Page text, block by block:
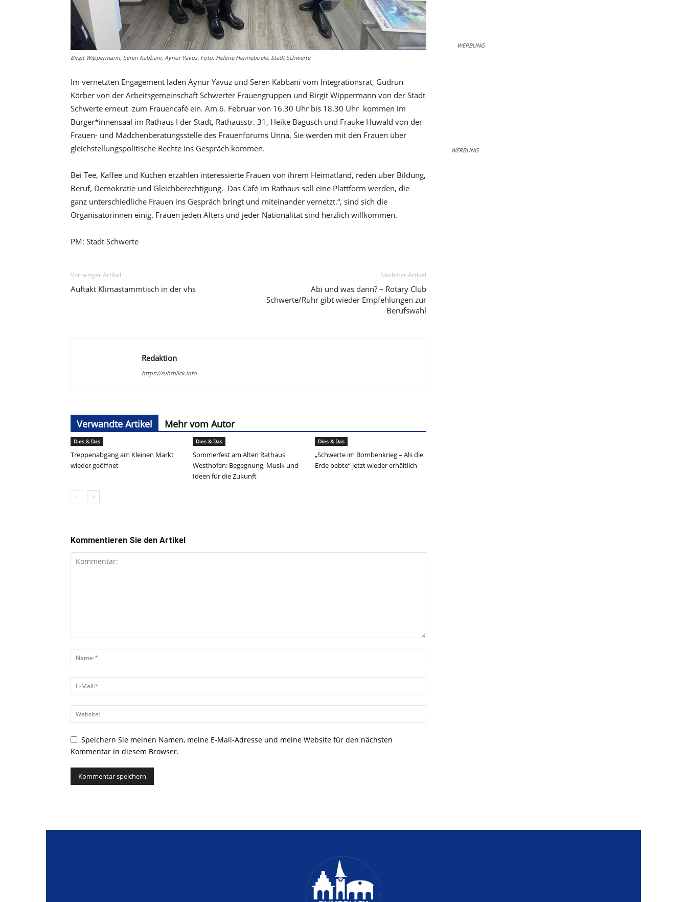
Birgit Wippermann, Seren Kabbani, Aynur Yavuz. Foto: Helene Henneboele, Stadt Schwerte
Im vernetzten Engagement laden Aynur Yavuz und Seren Kabbani vom Integrationsrat, Gudrun
Körber von der Arbeitsgemeinschaft Schwerter Frauengruppen und Birgit Wippermann von der Stadt
Schwerte erneut zum Frauencafé ein. Am 6. Februar von 16.30 Uhr bis 18.30 Uhr kommen im
Bürger*innensaal im Rathaus I der Stadt, Rathausstr. 31, Heike Bagusch und Frauke Huwald von der
Frauen- und Mädchenberatungsstelle des Frauenforums Unna. Sie werden mit den Frauen über
gleichstellungspolitische Rechte ins Gespräch kommen.
Bei Tee, Kaffee und Kuchen erzählen interessierte Frauen von ihrem Heimatland, reden über Bildung,
Beruf, Demokratie und Gleichberechtigung. Das Café im Rathaus soll eine Plattform werden, die
ganz unterschiedliche Frauen ins Gespräch bringt und miteinander vernetzt.“, sind sich die
Organisatorinnen einig. Frauen jeden Alters und jeder Nationalität sind herzlich willkommen.
PM: Stadt Schwerte
Vorheriger Artikel
Auftakt Klimastammtisch in der vhs
Nächster Artikel
Abi und was dann? – Rotary Club
Schwerte/Ruhr gibt wieder Empfehlungen zur
Berufswahl
Redaktion
https://ruhrblick.info
Verwandte Artikel Mehr vom Autor
Dies & Das
Treppenabgang am Kleinen Markt
wieder geöffnet
Dies & Das
Sommerfest am Alten Rathaus
Westhofen: Begegnung, Musik und
Ideen für die Zukunft
Dies & Das
„Schwerte im Bombenkrieg – Als die
Erde bebte“ jetzt wieder erhältlich
Kommentieren Sie den Artikel
Speichern Sie meinen Namen, meine E-Mail-Adresse und meine Website für den nächsten
Kommentar in diesem Browser.
WERBUNG
WERBUNG